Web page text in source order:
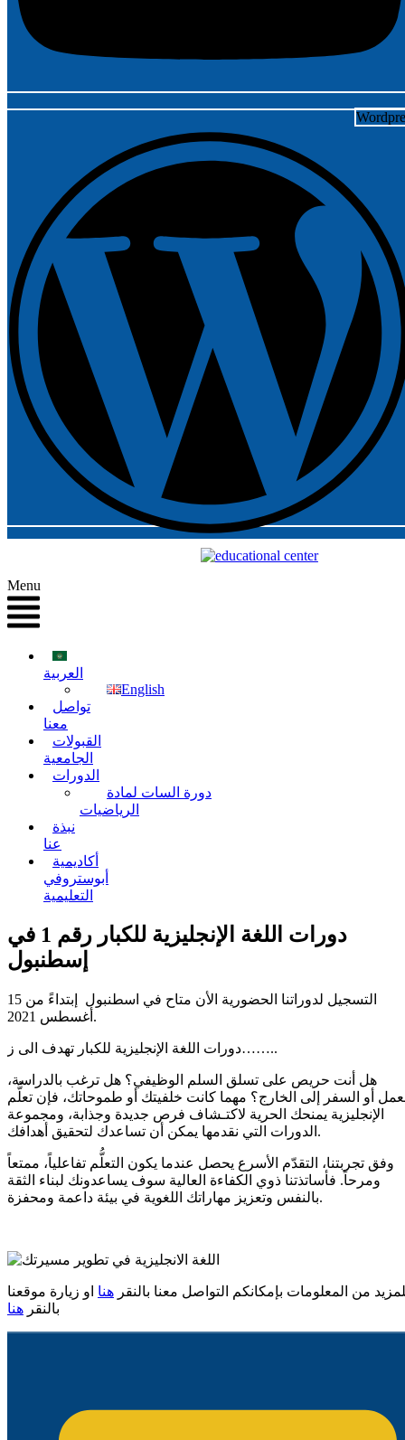
Menu
العربية
English
تواصل
معنا
القبولات
الجامعية
الدورات
دورة السات لمادة
الرياضيات
نبذة
عنا
أكاديمية
أبوستروفي
التعليمية
دورات اللغة الإنجليزية للكبار رقم 1 في
إسطنبول
التسجيل لدوراتنا الحضورية الأن متاح في اسطنبول إبتداءً من 15
أغسطس 2021.
دورات اللغة الإنجليزية للكبار تهدف الى ز……..
هل أنت حريص على تسلق السلم الوظيفي؟ هل ترغب بالدراسة،
أو السفر إلى الخارج؟ مهما كانت خلفيتك أو طموحاتك، فإن تعلُّم
الإنجليزية يمنحك الحرية لاكتـشاف فرص جديدة وجذابة، ومجموعة
الدورات التي نقدمها يمكن أن تساعدك لتحقيق أهدافك.
وفق تجربتنا، التقدّم الأسرع يحصل عندما يكون التعلُّم تفاعلياً، ممتعاً
ومرحاً. فأساتذتنا ذوي الكفاءة العالية سوف يساعدونك لبناء الثقة
بالنفس وتعزيز مهاراتك اللغوية في بيئة داعمة ومحفزة.
من المعلومات بإمكانكم التواصل معنا بالنقر هنا او زيارة موقعنا
بالنقر هنا